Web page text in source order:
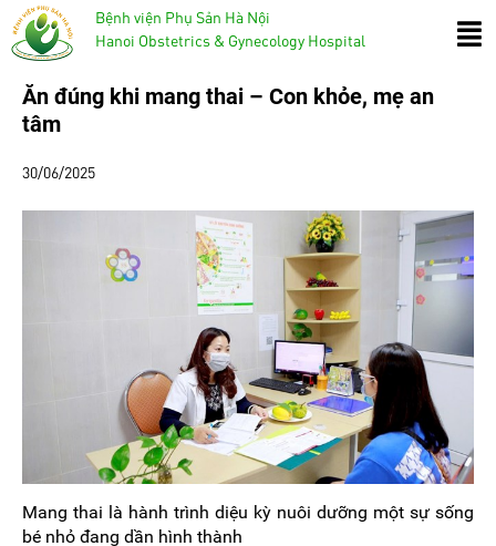
Bệnh viện Phụ Sản Hà Nội
Hanoi Obstetrics & Gynecology Hospital
Ăn đúng khi mang thai – Con khỏe, mẹ an
tâm
30/06/2025
Mang thai là hành trình diệu kỳ nuôi dưỡng một sự sống
bé nhỏ đang dần hình thành